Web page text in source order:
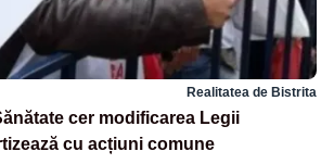
Realitatea de Bistrita
cer modificarea Legii
cu acțiuni comune